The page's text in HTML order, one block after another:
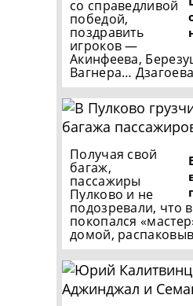
со справедливой
победой,
поздравить
игроков —
Акинфеева,
Вагнера…
Получая свой
багаж,
пассажиры
Пулково и не
подозревали, что
покопался
домой,